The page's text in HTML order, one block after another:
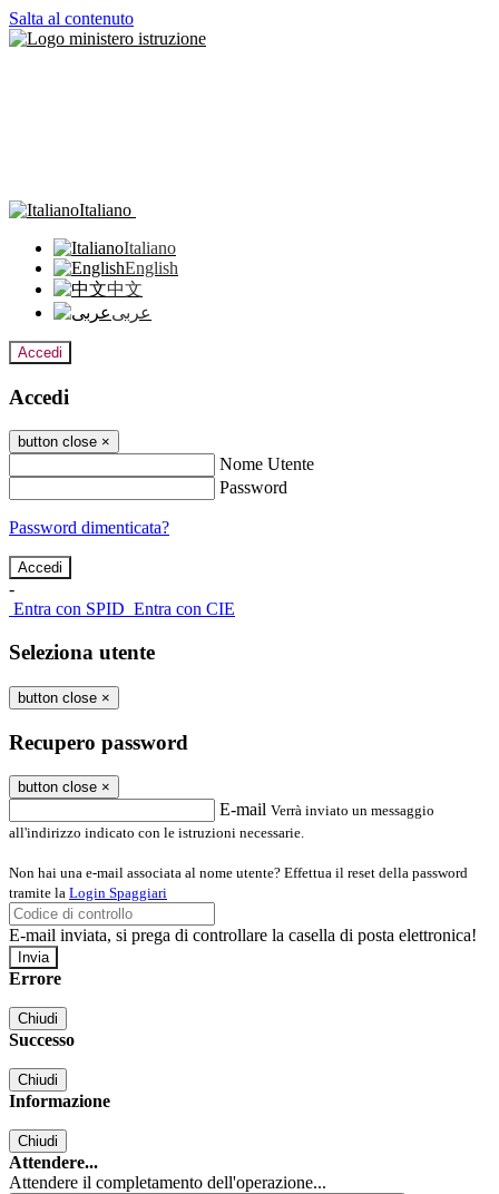
Salta al contenuto
Italiano
Italiano
English
中文
عربى
Accedi
Accedi
button close ×
Nome Utente
Password
Password dimenticata?
-
Entra con SPID Entra con CIE
Seleziona utente
button close ×
Recupero password
button close ×
E-mail Verrà inviato un messaggio
all'indirizzo indicato con le istruzioni necessarie.
Non hai una e-mail associata al nome utente? Effettua il reset della password
tramite la Login Spaggiari
E-mail inviata, si prega di controllare la casella di posta elettronica!
Errore
Chiudi
Successo
Chiudi
Informazione
Chiudi
Attendere...
Attendere il completamento dell'operazione...